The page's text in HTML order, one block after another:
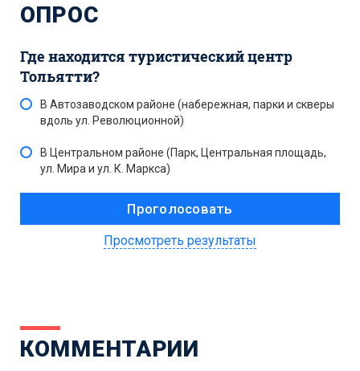
ОПРОС
Где находится туристический центр
Тольятти?
В Автозаводском районе (набережная, парки и скверы
вдоль ул. Революционной)
В Центральном районе (Парк, Центральная площадь,
ул. Мира и ул. К. Маркса)
Просмотреть результаты
КОММЕНТАРИИ